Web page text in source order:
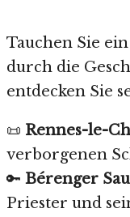
Tauchen Sie
durch die
entdecken Sie
📜 Rennes-le-
verborgenen
🔑 Bérenger
Priester und